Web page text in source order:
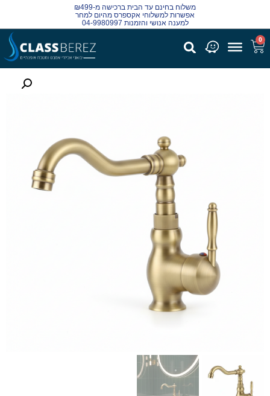
משלוח בחינם עד הבית ברכישה מ-₪499
אפשרות למשלוחי אקספרס מהיום למחר
למענה אנושי והזמנות 04-9980997
0